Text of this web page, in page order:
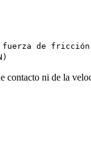
de
ni de la